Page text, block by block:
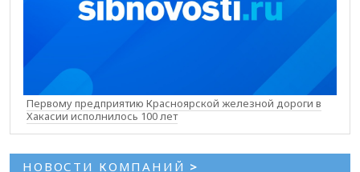
Первому предприятию Красноярской железной дороги в
Хакасии исполнилось 100 лет
НОВОСТИ КОМПАНИЙ >